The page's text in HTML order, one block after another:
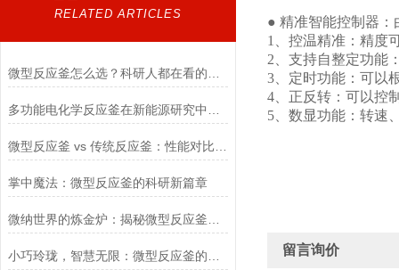
RELATED ARTICLES
掌中魔法：微型反应釜的科研新篇章
● 精准智能控制器
1、 控温精准：精度
2、 支持自整定功能
3、 定时功能：可以
4、 正反转：可以控
5、 数显功能：转速
留言询价